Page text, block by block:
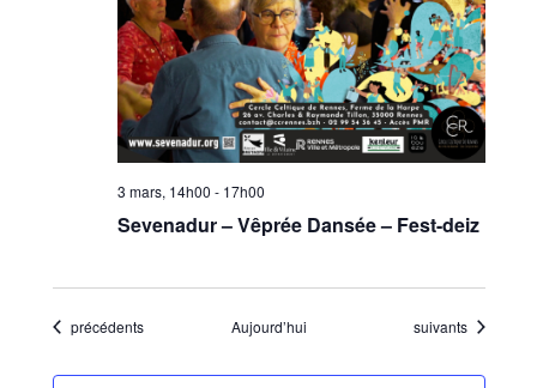
3 mars, 14h00 - 17h00
Sevenadur – Vêprée Dansée – Fest-deiz
Évènements
précédents Aujourd’hui Évènements
suivants